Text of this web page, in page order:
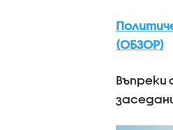
(ОБЗОР)
Въпреки